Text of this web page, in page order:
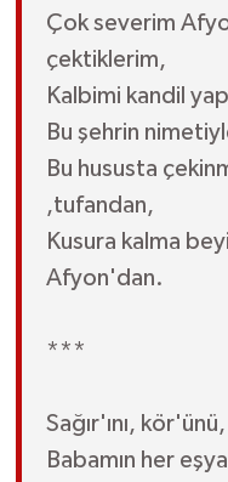
Çok severim
çektiklerim,
Kalbimi kandil
Bu şehrin
Bu hususta
,tufandan,
Kusura kalma
Afyon'dan.
***
Sağır'ını,
Babamın her